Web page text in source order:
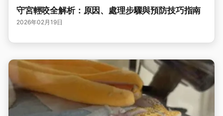
守宮輕咬全解析：原因、處理步驟與預防技巧指南
2026年02月19日